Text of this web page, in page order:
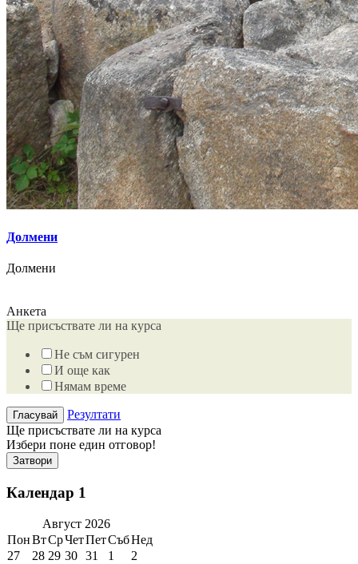
Долмени
Долмени
Анкета
Ще присъствате ли на курса
Не съм сигурен
И още как
Нямам време
Резултати
Ще присъствате ли на курса
Избери поне един отговор!
Затвори
Календар 1
Август 2026
ПонВтСрЧетПетСъбНед
27
28 29 30 31 1
2